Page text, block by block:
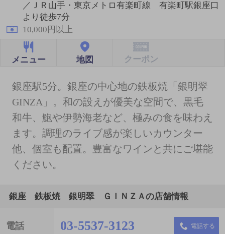
／ＪＲ山手・東京メトロ有楽町線 有楽町駅銀座口
より徒歩7分
10,000円以上
メニュー 地図 クーポン
銀座駅5分。銀座の中心地の鉄板焼「銀明翠
GINZA」。和の設えが優美な空間で、黒毛
和牛、鮑や伊勢海老など、極みの食を味わえ
ます。調理のライブ感が楽しいカウンター
他、個室も配置。豊富なワインと共にご堪能
ください。
銀座 鉄板焼 銀明翠 ＧＩＮＺＡの店舗情報
電話 03-5537-3123 電話する